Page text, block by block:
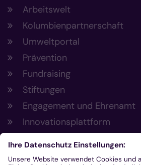
Arbeitswelt
Kolumbienpartnerschaft
Umweltportal
Prävention
Fundraising
Stiftungen
Engagement und Ehrenamt
Innovationsplattform
Aus der Plattform